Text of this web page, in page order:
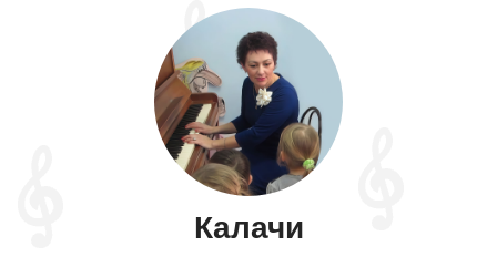
Калачи